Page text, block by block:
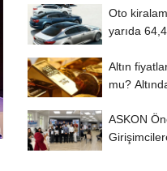
Oto
yarıda
Altın
mu?
ASKON